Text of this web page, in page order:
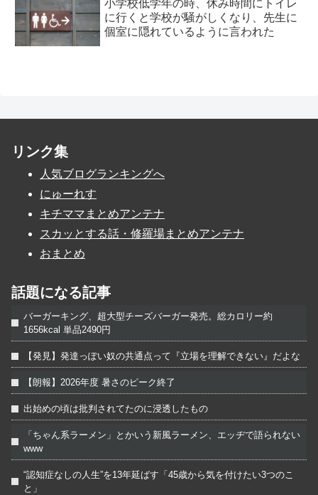
小学校低学年の時、休み時間にトイレ
に行くと学校が騒がしくなり、先生に
個室に隠れているように言われた
リンク集
人気ブログランキングへ
にゅーれす
キチママまとめアンテナ
スカッとする話・修羅場まとめアンテナ
おまとめ
話題になる記事
バーガーキング、超大型チーズバーガー発売。総カロリー約
1656kcal 単品2490円
【発見】発達っぽい奴の共通点って『立場を理解できない』だよな
【朗報】2026年度 暑さのピーク終了
出始めの頃は批判されてたのに浸透したもの
「ちゃん系ラーメン」とかいう新風ラーメン、エッヂで語られない
www
“認知症なしの人生”を13年延ばす「45歳から気を付けたい3つのこ
と」